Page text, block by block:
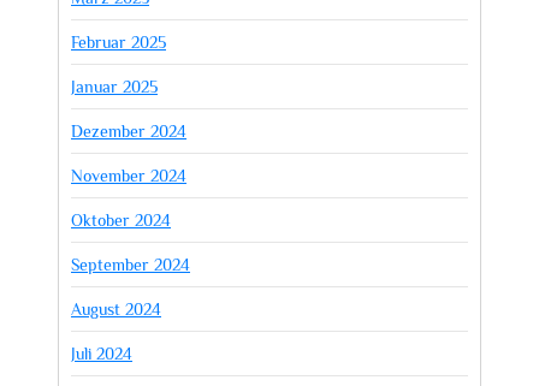
Februar 2025
Januar 2025
Dezember 2024
November 2024
Oktober 2024
September 2024
August 2024
Juli 2024